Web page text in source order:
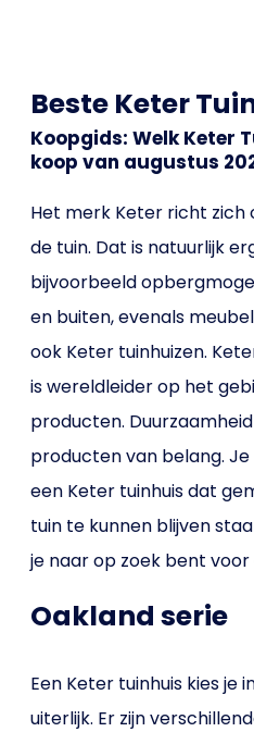
Beste Keter
Koopgids: Welk Keter
koop van augustus
Het merk Keter richt
de tuin. Dat is natuurlijk
bijvoorbeeld
en buiten, evenals
ook Keter tuinhuizen.
is wereldleider op het
producten.
producten van belang.
een Keter tuinhuis dat
tuin te kunnen blijven
je naar op zoek bent voor
Oakland serie
Een Keter tuinhuis kies je
uiterlijk. Er zijn